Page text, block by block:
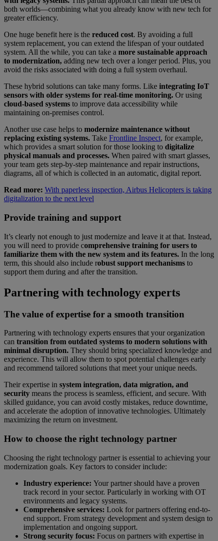
both worlds—combining what you already know with new tech for
greater efficiency.
One huge benefit here is the reduced cost. By avoiding a full
system replacement, you can extend the lifespan of your outdated
system. All the while, you can take a more sustainable approach
to modernization, adding new tech over a longer period. Plus, you
avoid the risks associated with doing a full system overhaul.
These hybrid solutions can take many forms. Like integrating IoT
sensors with older systems for real-time monitoring. Or using
cloud-based systems to improve data accessibility while
maintaining on-premises control.
Another use case helps to modernize maintenance without
replacing existing systems. Take Frontline Inspect, for example,
which provides a smart solution for those looking to digitalize
physical manuals and processes. When paired with smart glasses,
your team gets step-by-step maintenance and repair instructions,
diagrams, all of which is collected in an automatic, digital report.
Read more: With paperless inspection, Airbus Helicopters is taking
digitalization to the next level
Provide training and support
It’s clearly not enough to just modernize and leave it at that. Instead,
you will need to provide comprehensive training for users to
familiarize them with the new system and its features. In the long
term, this should also include robust support mechanisms to
support them during and after the transition.
Partnering with technology experts
The value of expertise for a smooth transition
Partnering with technology experts ensures that your organization
can transition from outdated systems to modern solutions with
minimal disruption. They should bring specialized knowledge and
experience. This will allow them to spot potential challenges early
and recommend tailored solutions that meet your unique needs.
Their expertise in system integration, data migration, and
security means the process is seamless, efficient, and secure. With
skilled guidance, you can avoid costly mistakes, reduce downtime,
and accelerate the adoption of innovative technologies. Ultimately
maximizing the return on investment.
How to choose the right technology partner
Choosing the right technology partner is essential to achieving your
modernization goals. Key factors to consider include:
Industry experience: Your partner should have a proven
track record in your sector. Particularly in working with OT
environments and legacy systems.
Comprehensive services: Look for partners offering end-to-
end support. From strategy development and system design to
implementation and ongoing support.
Strong security focus: Focus on partners with expertise in